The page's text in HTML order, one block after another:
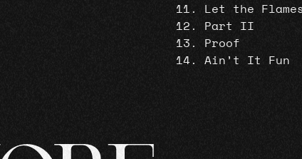
Let the
Part II
Proof
Ain’t It Fun